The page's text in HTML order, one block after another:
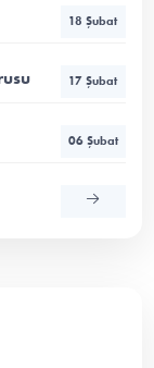
18 Şubat
17 Şubat
06 Şubat